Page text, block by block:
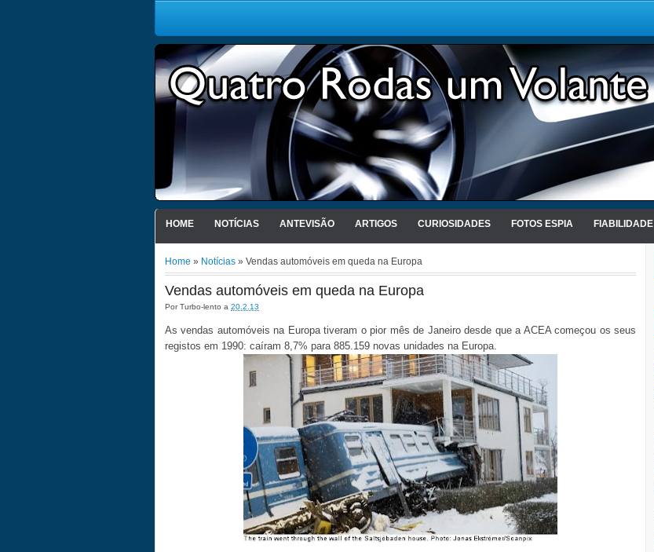
HOME NOTÍCIAS ANTEVISÃO ARTIGOS CURIOSIDADES FOTOS ESPIA FIABILIDADE
Home » Notícias » Vendas automóveis em queda na Europa
Vendas automóveis em queda na Europa
PorTurbo-lento a 20.2.13
As vendas automóveis na Europa tiveram o pior mês de Janeiro desde que a ACEA começou os seus
registos em 1990: caíram 8,7% para 885.159 novas unidades na Europa.